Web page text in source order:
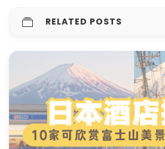
RELATED POSTS